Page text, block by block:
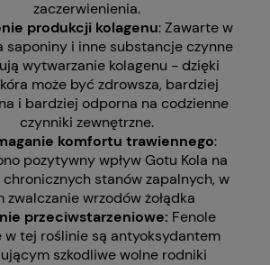
zaczerwienienia.
produkcji kolagenu: Zawarte w
saponiny i inne substancje czynne
wytwarzanie kolagenu - dzięki
może być zdrowsza, bardziej
i bardziej odporna na codzienne
czynniki zewnętrzne.
komfortu trawiennego:
pozytywny wpływ Gotu Kola na
stanów zapalnych, w
zwalczanie wrzodów żołądka
przeciwstarzeniowe: Fenole
w tej roślinie są antyoksydantem
szkodliwe wolne rodniki